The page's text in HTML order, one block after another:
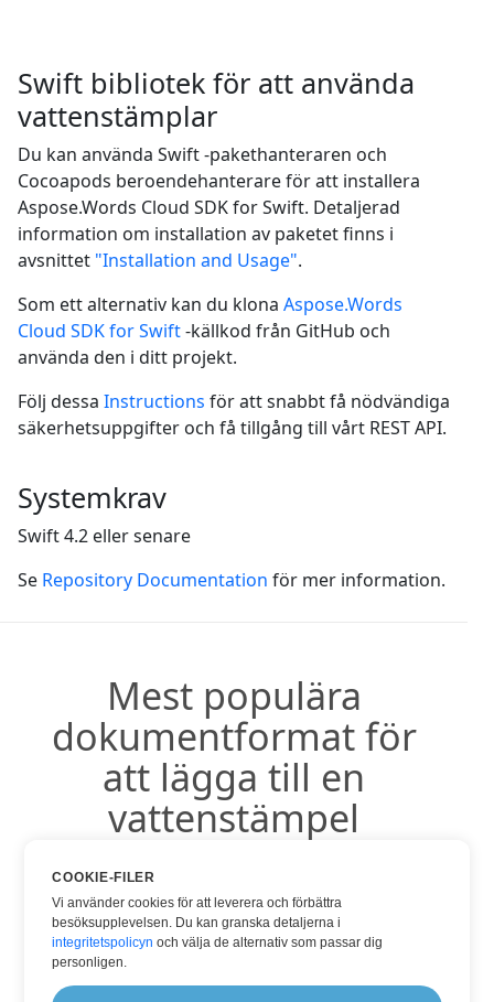
Swift bibliotek för att använda
vattenstämplar
Du kan använda Swift -pakethanteraren och
Cocoapods beroendehanterare för att installera
Aspose.Words Cloud SDK for Swift. Detaljerad
information om installation av paketet finns i
avsnittet "Installation and Usage".
Som ett alternativ kan du klona Aspose.Words
Cloud SDK for Swift-källkod från GitHub och
använda den i ditt projekt.
Följ dessa Instructions för att snabbt få nödvändiga
säkerhetsuppgifter och få tillgång till vårt REST API.
Systemkrav
Swift 4.2 eller senare
Se Repository Documentation för mer information.
Mest populära
dokumentformat för
att lägga till en
vattenstämpel
Vattenstämpel DOC
Vattenstämpel PDF
COOKIE-FILER
Vi använder cookies för att leverera och förbättra
besöksupplevelsen. Du kan granska detaljerna i
integritetspolicyn och välja de alternativ som passar dig
personligen.